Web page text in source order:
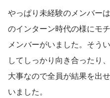
やっぱり未経験のメンバー
のインターン時代の様にモ
メンバーがいました。そう
してしっかり向き合ったり
大事なので全員が結果を出
いました。